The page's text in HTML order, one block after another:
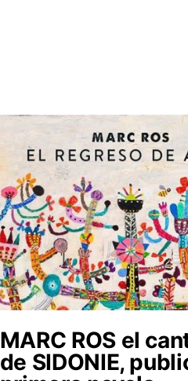
MARC ROS el
de SIDONIE,